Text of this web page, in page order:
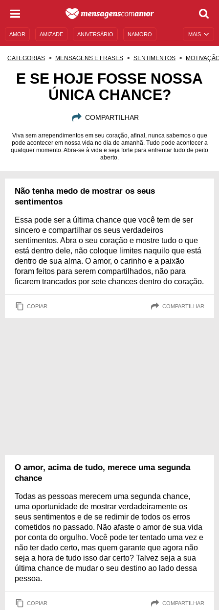
MAIS
AMOR AMIZADE ANIVERSÁRIO NAMORO
MENSAGENS E FRASES MENSAGENS DE ANIVERSÁRIO
CATEGORIAS MENSAGENS E FRASES SENTIMENTOS
E SE HOJE FOSSE NOSSA
ÚNICA CHANCE?
COMPARTILHAR
Viva sem arrependimentos em seu coração, afinal, nunca sabemos o que
pode acontecer em nossa vida no dia de amanhã. Tudo pode acontecer a
qualquer momento. Abra-se à vida e seja forte para enfrentar tudo de peito
aberto.
Não tenha medo de mostrar os seus
sentimentos
Essa pode ser a última chance que você tem de ser
sincero e compartilhar os seus verdadeiros
sentimentos. Abra o seu coração e mostre tudo o que
está dentro dele, não coloque limites naquilo que está
dentro de sua alma. O amor, o carinho e a paixão
foram feitos para serem compartilhados, não para
ficarem trancados por sete chances dentro do coração.
COPIAR COMPARTILHAR
O amor, acima de tudo, merece uma segunda
chance
Todas as pessoas merecem uma segunda chance,
uma oportunidade de mostrar verdadeiramente os
seus sentimentos e de se redimir de todos os erros
cometidos no passado. Não afaste o amor de sua vida
por conta do orgulho. Você pode ter tentado uma vez e
não ter dado certo, mas quem garante que agora não
seja a hora de tudo isso dar certo? Talvez seja a sua
última chance de mudar o seu destino ao lado dessa
pessoa.
COPIAR COMPARTILHAR